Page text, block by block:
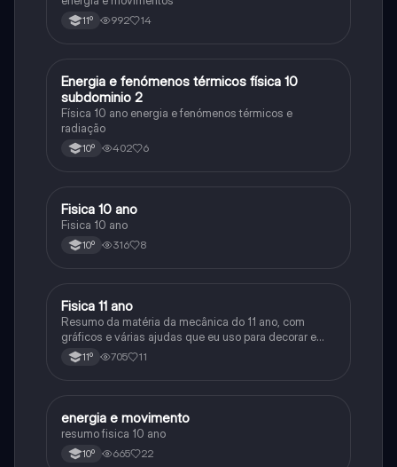
11º 992 14
Física
Energia e fenómenos térmicos física 10
subdominio 2
Física 10 ano energia e fenómenos térmicos e
radiação
10º 402 6
Física
Fisica 10 ano
Fisica 10 ano
10º 316 8
Física
Fisica 11 ano
Resumo da matéria da mecânica do 11 ano, com
gráficos e várias ajudas que eu uso para decorar e
aprender a matéria
11º 705 11
Física
energia e movimento
resumo fisica 10 ano
10º 665 22